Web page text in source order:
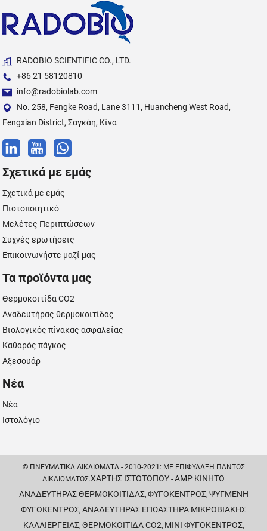
RADOBIO SCIENTIFIC CO., LTD.
+86 21 58120810
info@radobiolab.com
No. 258, Fengke Road, Lane 3111, Huancheng West Road,
Fengxian District, Σαγκάη, Κίνα
Σχετικά με εμάς
Σχετικά με εμάς
Πιστοποιητικό
Μελέτες Περιπτώσεων
Συχνές ερωτήσεις
Επικοινωνήστε μαζί μας
Τα προϊόντα μας
Θερμοκοιτίδα CO2
Αναδευτήρας θερμοκοιτίδας
Βιολογικός πίνακας ασφαλείας
Καθαρός πάγκος
Αξεσουάρ
Νέα
Νέα
Ιστολόγιο
© ΠΝΕΥΜΑΤΙΚΆ ΔΙΚΑΙΏΜΑΤΑ - 2010-2021: ΜΕ ΕΠΙΦΎΛΑΞΗ ΠΑΝΤΌΣ
ΔΙΚΑΙΏΜΑΤΟΣ.ΧΆΡΤΗΣ ΙΣΤΌΤΟΠΟΥ - AMP ΚΙΝΗΤΌ
ΑΝΑΔΕΥΤΉΡΑΣ ΘΕΡΜΟΚΟΙΤΊΔΑΣ, ΦΥΓΌΚΕΝΤΡΟΣ, ΨΥΓΜΈΝΗ
ΦΥΓΌΚΕΝΤΡΟΣ, ΑΝΑΔΕΥΤΉΡΑΣ ΕΠΩΑΣΤΉΡΑ ΜΙΚΡΟΒΙΑΚΉΣ
ΚΑΛΛΙΈΡΓΕΙΑΣ, ΘΕΡΜΟΚΟΙΤΊΔΑ CO2, ΜΊΝΙ ΦΥΓΌΚΕΝΤΡΟΣ,